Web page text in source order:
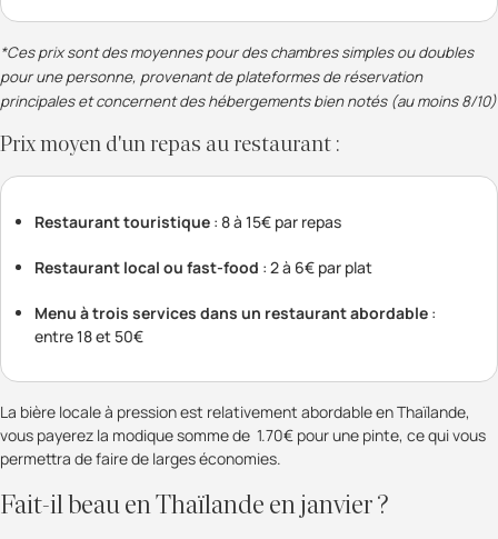
*Ces prix sont des moyennes pour des chambres simples ou doubles
pour une personne, provenant de plateformes de réservation
principales et concernent des hébergements bien notés (au moins 8/10)
Prix moyen d'un repas au restaurant :
Restaurant touristique : 8 à 15€ par repas
Restaurant local ou fast-food : 2 à 6€ par plat
Menu à trois services dans un restaurant abordable :
entre 18 et 50€
La bière locale à pression est relativement abordable en Thaïlande,
vous payerez la modique somme de 1.70€ pour une pinte, ce qui vous
permettra de faire de larges économies.
Fait-il beau en Thaïlande en janvier ?